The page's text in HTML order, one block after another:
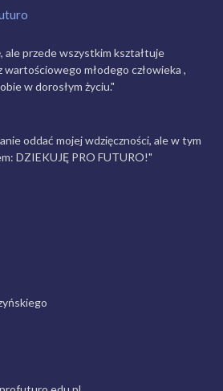
ale przede wszystkim kształtuje
młodego człowieka ,
w dorosłym życiu."
oddać mojej wdzięczności, ale w tym
DZIEKUJĘ PRO FUTURO!"